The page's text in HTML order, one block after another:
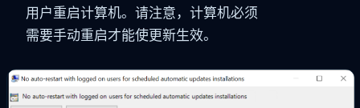
用户重启计算机。请注意，计算机必须
需要手动重启才能使更新生效。